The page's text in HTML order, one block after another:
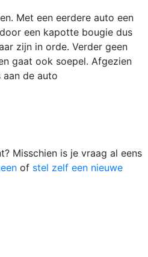
Met een eerdere auto een
een kapotte bougie dus
zijn in orde. Verder geen
gaat ook soepel. Afgezien
de auto
Misschien is je vraag al eens
of stel zelf een nieuwe